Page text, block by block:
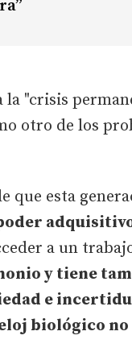
"crisis
otro de los
que esta
a un
y tiene
e
biológico